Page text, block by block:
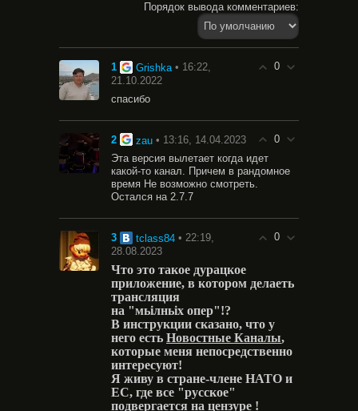
Порядок вывода комментариев:
0
1 Grishka • 16:22,
21.10.2022
спасибо
0
2 zau • 13:16, 14.04.2023
Эта версия вылетает когда идет
какой-то канал. Причем в рандомное
время Не возможно смотреть.
Остался на 2.7.7
0
3 tclass84 • 22:19,
28.08.2023
Что это такое дурацкое
приложение, в котором делаеть
трансляция
на "мьiлньix опер"!?
В инструкции сказано, что у
него есть Новостные Каналы,
которые меня непосредственно
интересуют!
Я живу в стране-члене НАТО и
ЕС, где все "русское"
подвергается на цензуре !